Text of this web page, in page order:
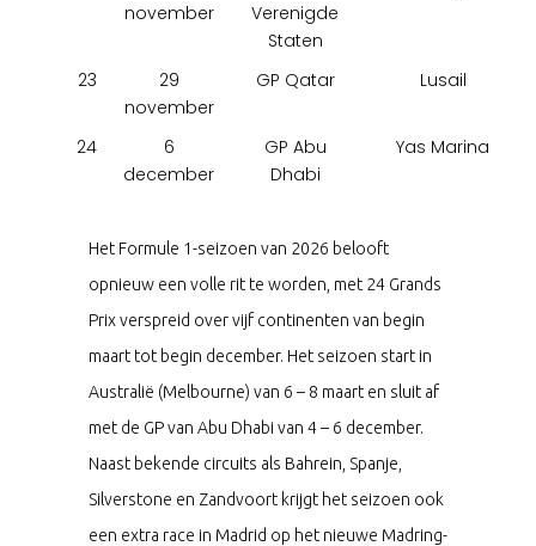
november
Verenigde
Staten
23
29
november
GP Qatar Lusail
24
6
december
GP Abu
Dhabi
Yas Marina
Het Formule 1-seizoen van 2026 belooft
opnieuw een volle rit te worden, met 24 Grands
Prix verspreid over vijf continenten van begin
maart tot begin december. Het seizoen start in
Australië (Melbourne) van 6 – 8 maart en sluit af
met de GP van Abu Dhabi van 4 – 6 december.
Naast bekende circuits als Bahrein, Spanje,
Silverstone en Zandvoort krijgt het seizoen ook
een extra race in Madrid op het nieuwe Madring-